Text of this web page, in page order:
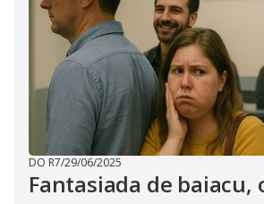
DO R7/29/06/2025
Fantasiada de baiacu,